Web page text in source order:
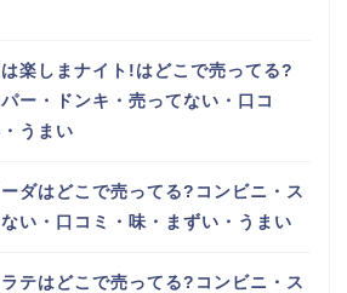
は楽しまナイト!はどこで売ってる?
ー・ドンキ・売ってない・口コ
うまい
ダはどこで売ってる?コンビニ・ス
い・口コミ・味・まずい・うまい
テはどこで売ってる?コンビニ・ス